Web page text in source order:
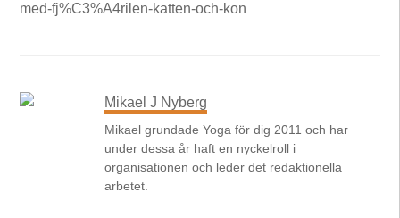
med-fj%C3%A4rilen-katten-och-kon
Mikael J Nyberg
Mikael grundade Yoga för dig 2011 och har
under dessa år haft en nyckelroll i
organisationen och leder det redaktionella
arbetet.